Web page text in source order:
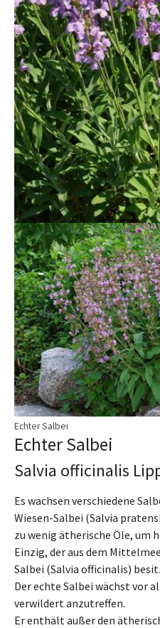
Echter Salbei
Echter Salbei
Salvia officinalis
Es wachsen verschiedene
Wiesen-Salbei (Salvia
zu wenig ätherische Öle, um
Einzig, der aus dem
Salbei (Salvia officinalis)
Der echte Salbei wächst vor
verwildert anzutreffen.
Er enthält außer den